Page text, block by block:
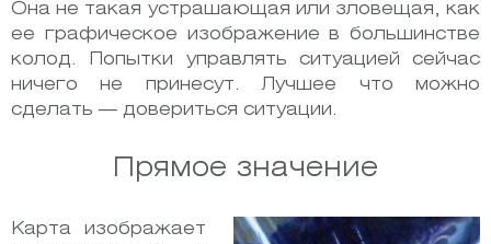
Она не такая устрашающая или зловещая, как
ее графическое изображение в большинстве
колод. Попытки управлять ситуацией сейчас
ничего не принесут. Лучшее что можно
сделать — довериться ситуации.
Прямое значение
Карта изображает